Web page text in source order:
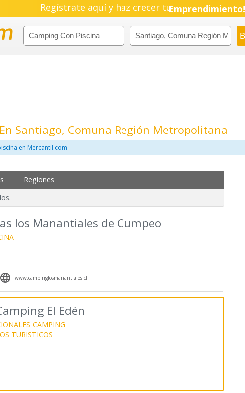
Regístrate aquí y haz crecer tuEmprendimiento!
Santiago, Comuna Región Metropolitana
en Mercantil.com
Regiones
los Manantiales de Cumpeo
 www.campinglosmanantiales.cl
El Edén
CAMPING
TURISTICOS